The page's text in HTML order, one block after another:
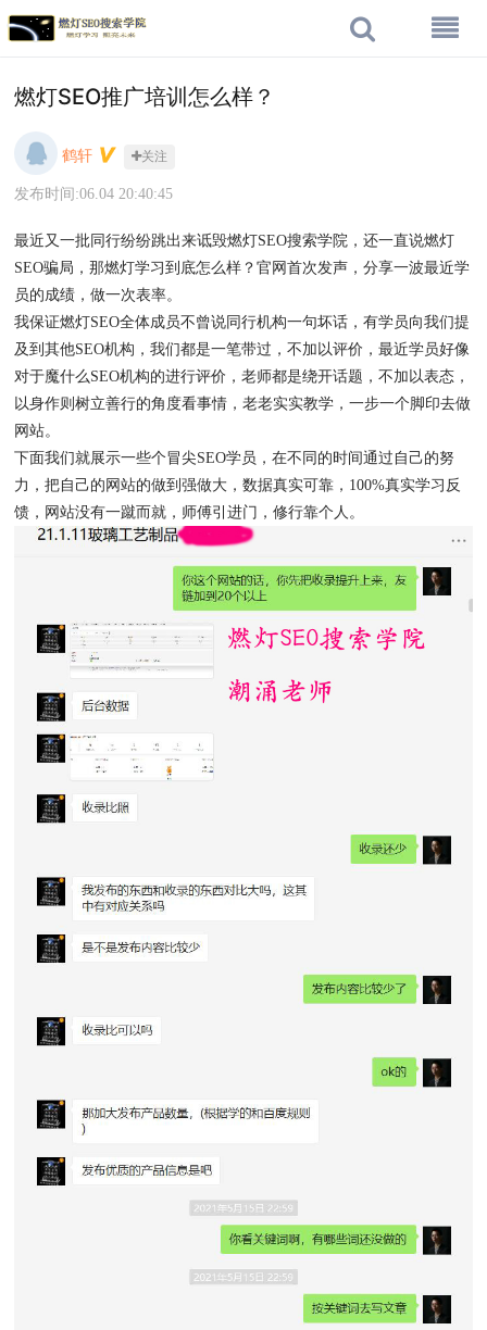
燃灯SEO推广培训怎么样？
鹤轩 关注
发布时间:06.04 20:40:45
最近又一批同行纷纷跳出来诋毁燃灯SEO搜索学院，还一直说燃灯
SEO骗局，那燃灯学习到底怎么样？官网首次发声，分享一波最近学
员的成绩，做一次表率。
我保证燃灯SEO全体成员不曾说同行机构一句坏话，有学员向我们提
及到其他SEO机构，我们都是一笔带过，不加以评价，最近学员好像
对于魔什么SEO机构的进行评价，老师都是绕开话题，不加以表态，
以身作则树立善行的角度看事情，老老实实教学，一步一个脚印去做
网站。
下面我们就展示一些个冒尖SEO学员，在不同的时间通过自己的努
力，把自己的网站的做到强做大，数据真实可靠，100%真实学习反
馈，网站没有一蹴而就，师傅引进门，修行靠个人。